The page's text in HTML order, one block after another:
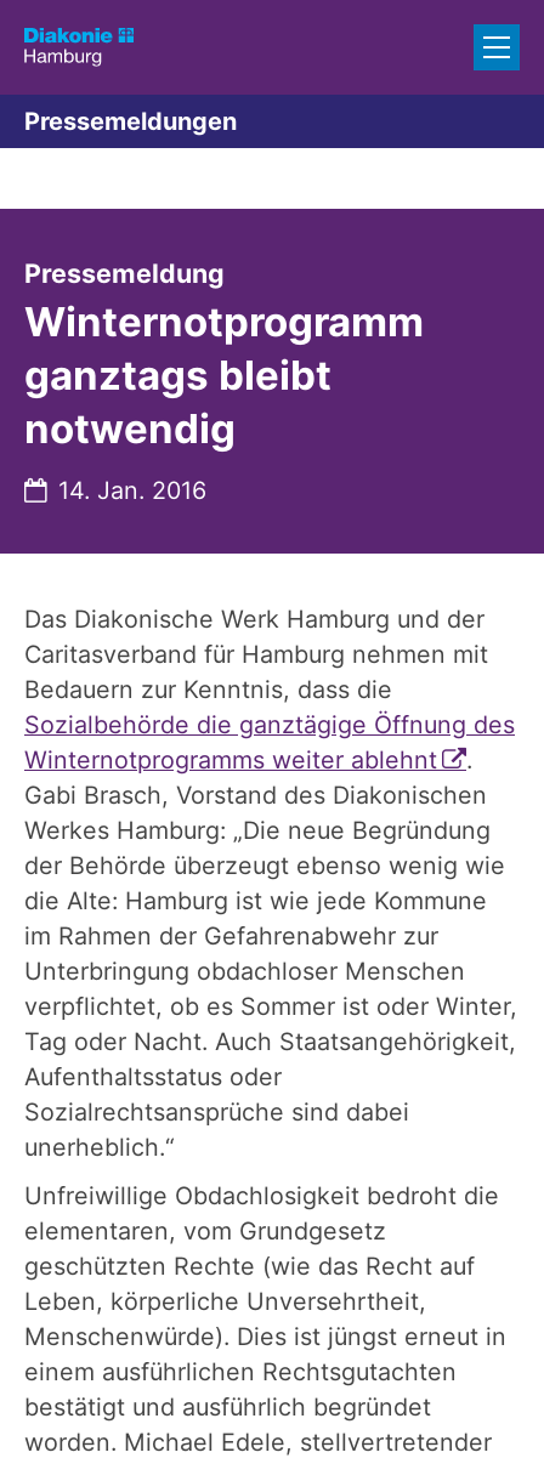
Pressemeldungen
Pressemeldung
Winternotprogramm
ganztags bleibt
notwendig
Datum:
14. Jan. 2016
Das Diakonische Werk Hamburg und der
Caritasverband für Hamburg nehmen mit
Bedauern zur Kenntnis, dass die
Sozialbehörde die ganztägige Öffnung des
Winternotprogramms weiter ablehnt
.
Gabi Brasch, Vorstand des Diakonischen
Werkes Hamburg: „Die neue Begründung
der Behörde überzeugt ebenso wenig wie
die Alte: Hamburg ist wie jede Kommune
im Rahmen der Gefahrenabwehr zur
Unterbringung obdachloser Menschen
verpflichtet, ob es Sommer ist oder Winter,
Tag oder Nacht. Auch Staatsangehörigkeit,
Aufenthaltsstatus oder
Sozialrechtsansprüche sind dabei
unerheblich.“
Unfreiwillige Obdachlosigkeit bedroht die
elementaren, vom Grundgesetz
geschützten Rechte (wie das Recht auf
Leben, körperliche Unversehrtheit,
Menschenwürde). Dies ist jüngst erneut in
einem ausführlichen Rechtsgutachten
bestätigt und ausführlich begründet
worden. Michael Edele, stellvertretender